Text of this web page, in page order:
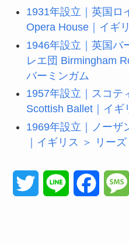
1931年設立｜英国
Opera House｜イギ
1946年設立｜英国バ
レエ団 Birmingham
バーミンガム
1957年設立｜スコテ
Scottish Ballet｜イギ
1969年設立｜ノーザ
｜イギリス ＞ リーズ